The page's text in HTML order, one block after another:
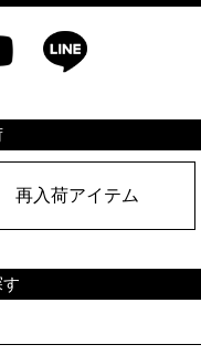
再入荷アイテム